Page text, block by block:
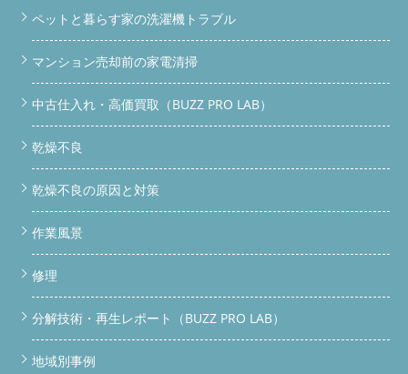
ペットと暮らす家の洗濯機トラブル
マンション売却前の家電清掃
中古仕入れ・高価買取（BUZZ PRO LAB）
乾燥不良
乾燥不良の原因と対策
作業風景
修理
分解技術・再生レポート（BUZZ PRO LAB）
地域別事例